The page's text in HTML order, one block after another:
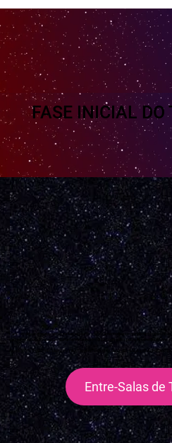
FASE INICIAL
Cada um dos protocolos tem uma função dentro do tratamento que se completam entre si e
sala específica para qualquer tratamento, mas um conjunto de salas, pois a Apometria do Amor
Isso é, VOCÊ PODE INICIAR SEU TRATAMENTO POR QUALQUER SALA e IR
Entre-Salas de